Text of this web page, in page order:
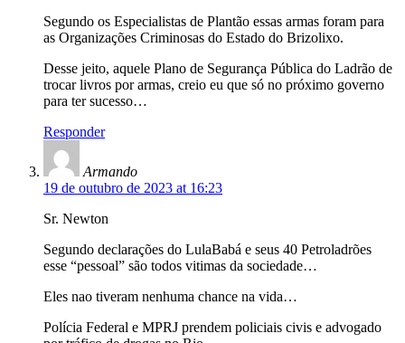
Segundo os Especialistas de Plantão essas armas foram para
as Organizações Criminosas do Estado do Brizolixo.
Desse jeito, aquele Plano de Segurança Pública do Ladrão de
trocar livros por armas, creio eu que só no próximo governo
para ter sucesso…
Responder
Armando
19 de outubro de 2023 at 16:23
Sr. Newton
Segundo declarações do LulaBabá e seus 40 Petroladrões
esse “pessoal” são todos vitimas da sociedade…
Eles nao tiveram nenhuma chance na vida…
Polícia Federal e MPRJ prendem policiais civis e advogado